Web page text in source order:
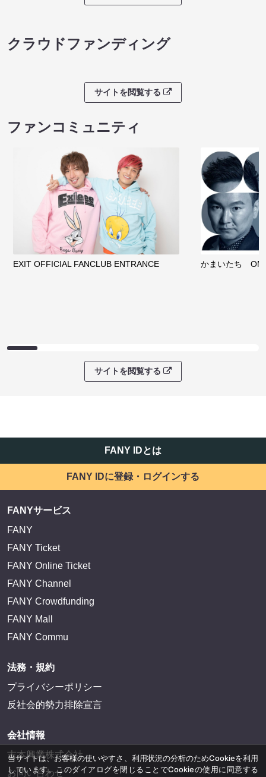
クラウドファンディング
サイトを閲覧する
ファンコミュニティ
EXIT OFFICIAL FANCLUB ENTRANCE かまいたち
サイトを閲覧する
FANY IDとは
FANY IDに登録・ログインする
FANYサービス
FANY
FANY Ticket
FANY Online Ticket
FANY Channel
FANY Crowdfunding
FANY Mall
FANY Commu
法務・規約
プライバシーポリシー
反社会的勢力排除宣言
会社情報
吉本興業株式会社
お問い合わせ
当サイトは、お客様の使いやすさ、利用状況の分析のためCookieを利用
しています。このダイアログを閉じることでCookieの使用に同意する